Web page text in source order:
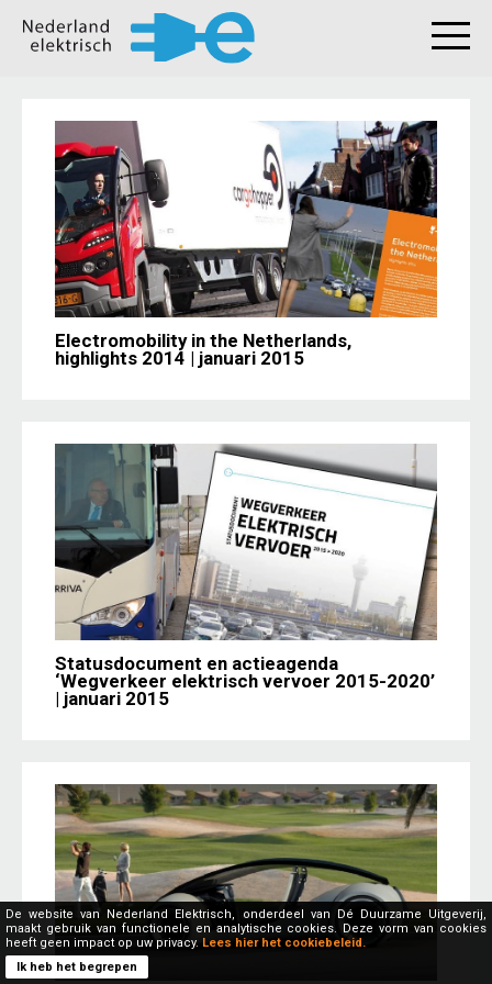
Electromobility in the Netherlands,
highlights 2014 | januari 2015
Statusdocument en actieagenda
‘Wegverkeer elektrisch vervoer 2015-2020’
| januari 2015
De website van Nederland Elektrisch, onderdeel van Dé Duurzame Uitgeverij,
maakt gebruik van functionele en analytische cookies. Deze vorm van cookies
heeft geen impact op uw privacy. Lees hier het cookiebeleid.
Ik heb het begrepen